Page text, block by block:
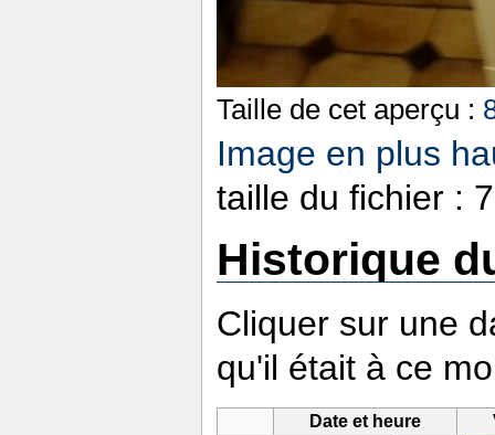
Taille de cet aperçu :
Image en plus
taille du fichier :
Historique
Cliquer sur une
qu'il était à ce
Date et heure